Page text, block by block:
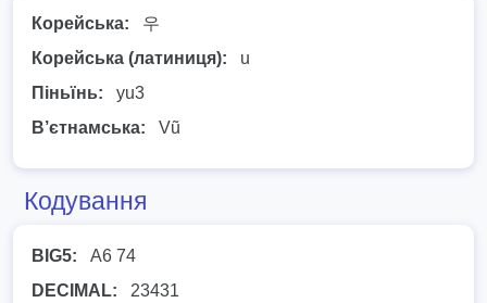
Корейська:
우
Корейська (латиниця):
u
Піньїнь:
yu3
В’єтнамська:
Vũ
Кодування
BIG5:
A6 74
DECIMAL:
23431